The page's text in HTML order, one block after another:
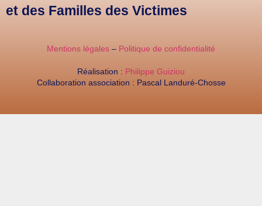
et des Familles des Victimes
Mentions légales – Politique de confidentialité
Réalisation : Philippe Guiziou
Collaboration association : Pascal Landuré-Chosse